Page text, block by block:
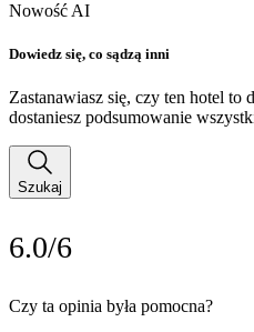
Nowość AI
Dowiedz się, co sądzą inni
Zastanawiasz się, czy ten hotel to
dostaniesz podsumowanie
Szukaj
6.0/6
Czy ta opinia była pomocna?